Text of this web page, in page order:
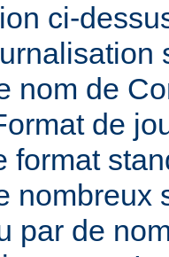
ci-
nom de
de
format
nombreux
par de